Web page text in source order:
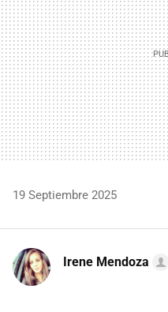
19 Septiembre 2025
Irene Mendoza